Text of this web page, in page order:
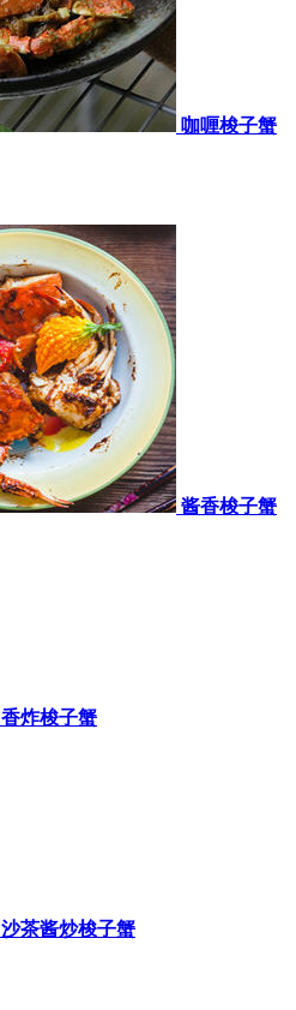
咖喱梭子蟹
酱香梭子蟹
香炸梭子蟹
沙茶酱炒梭子蟹